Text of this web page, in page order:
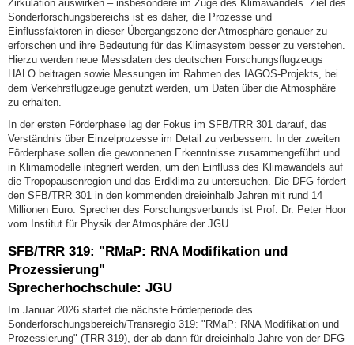
Zirkulation auswirken – insbesondere im Zuge des Klimawandels. Ziel des
Sonderforschungsbereichs ist es daher, die Prozesse und
Einflussfaktoren in dieser Übergangszone der Atmosphäre genauer zu
erforschen und ihre Bedeutung für das Klimasystem besser zu verstehen.
Hierzu werden neue Messdaten des deutschen Forschungsflugzeugs
HALO beitragen sowie Messungen im Rahmen des IAGOS-Projekts, bei
dem Verkehrsflugzeuge genutzt werden, um Daten über die Atmosphäre
zu erhalten.
In der ersten Förderphase lag der Fokus im SFB/TRR 301 darauf, das
Verständnis über Einzelprozesse im Detail zu verbessern. In der zweiten
Förderphase sollen die gewonnenen Erkenntnisse zusammengeführt und
in Klimamodelle integriert werden, um den Einfluss des Klimawandels auf
die Tropopausenregion und das Erdklima zu untersuchen. Die DFG fördert
den SFB/TRR 301 in den kommenden dreieinhalb Jahren mit rund 14
Millionen Euro. Sprecher des Forschungsverbunds ist Prof. Dr. Peter Hoor
vom Institut für Physik der Atmosphäre der JGU.
SFB/TRR 319: "RMaP: RNA Modifikation und
Prozessierung"
Sprecherhochschule: JGU
Im Januar 2026 startet die nächste Förderperiode des
Sonderforschungsbereich/Transregio 319: "RMaP: RNA Modifikation und
Prozessierung" (TRR 319), der ab dann für dreieinhalb Jahre von der DFG